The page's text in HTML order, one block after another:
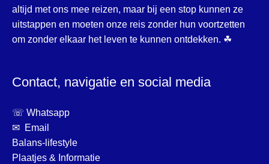
altijd met ons mee reizen, maar bij een stop kunnen ze
uitstappen en moeten onze reis zonder hun voortzetten
om zonder elkaar het leven te kunnen ontdekken. ☘
Contact, navigatie en social media
☏ Whatsapp
✉ Email
Balans-lifestyle
Plaatjes & Informatie